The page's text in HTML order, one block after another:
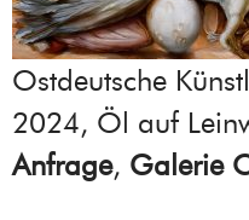
Ostdeutsche
2024, Öl auf
Anfrage, Galerie